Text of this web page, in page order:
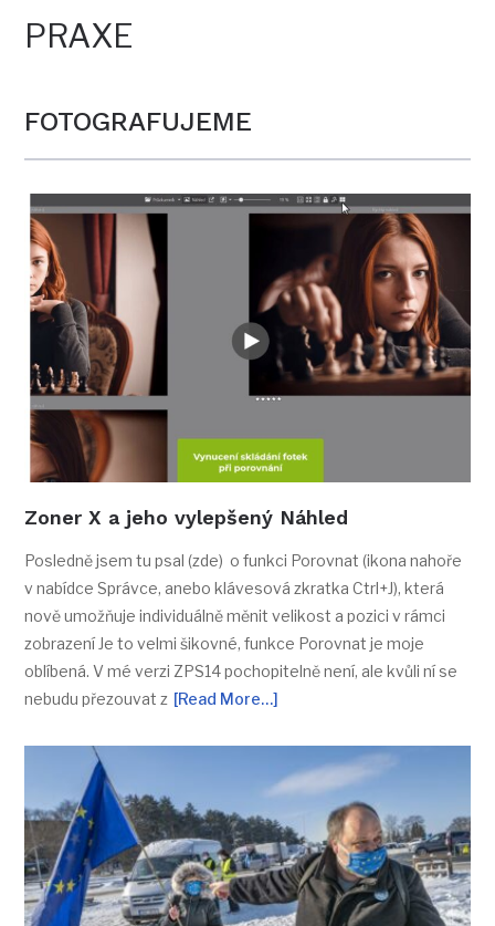
PRAXE
FOTOGRAFUJEME
Zoner X a jeho vylepšený Náhled
Posledně jsem tu psal (zde) o funkci Porovnat (ikona nahoře
v nabídce Správce, anebo klávesová zkratka Ctrl+J), která
nově umožňuje individuálně měnit velikost a pozici v rámci
zobrazení Je to velmi šikovné, funkce Porovnat je moje
oblíbená. V mé verzi ZPS14 pochopitelně není, ale kvůli ní se
nebudu přezouvat z [Read More…]